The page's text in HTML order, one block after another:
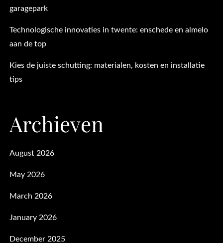
garagepark
Technologische innovaties in twente: enschede en almelo
aan de top
Kies de juiste schutting: materialen, kosten en installatie
tips
Archieven
August 2026
May 2026
March 2026
January 2026
December 2025